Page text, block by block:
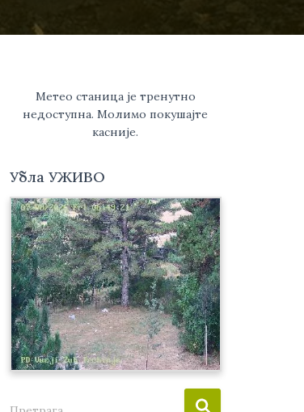
Метео станица је тренутно
недоступна. Молимо покушајте
касније.
Убла УЖИВО
П